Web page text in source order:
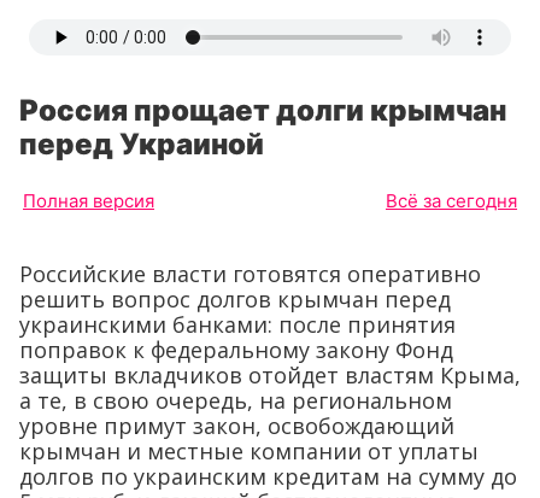
Россия прощает долги крымчан
перед Украиной
Полная версия Всё за сегодня
Российские власти готовятся оперативно
решить вопрос долгов крымчан перед
украинскими банками: после принятия
поправок к федеральному закону Фонд
защиты вкладчиков отойдет властям Крыма,
а те, в свою очередь, на региональном
уровне примут закон, освобождающий
крымчан и местные компании от уплаты
долгов по украинским кредитам на сумму до